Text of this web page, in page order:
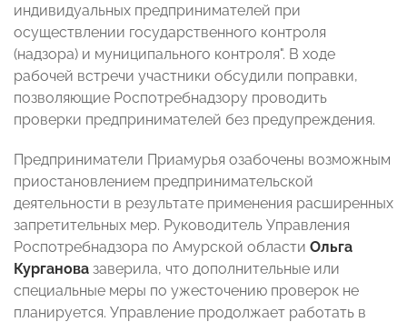
индивидуальных предпринимателей при
осуществлении государственного контроля
(надзора) и муниципального контроля". В ходе
рабочей встречи участники обсудили поправки,
позволяющие Роспотребнадзору проводить
проверки предпринимателей без предупреждения.
Предприниматели Приамурья озабочены возможным
приостановлением предпринимательской
деятельности в результате применения расширенных
запретительных мер. Руководитель Управления
Роспотребнадзора по Амурской области Ольга
Курганова заверила, что дополнительные или
специальные меры по ужесточению проверок не
планируется. Управление продолжает работать в